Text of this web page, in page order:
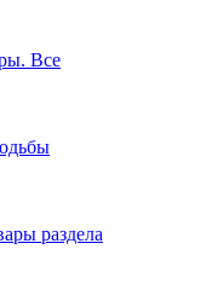
Все
раздела